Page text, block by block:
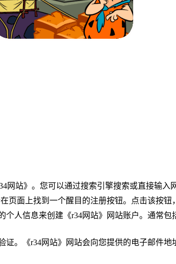
网站》。您可以通过搜索引擎搜索或直接输入
页面上找到一个醒目的注册按钮。点击该按钮
人信息来创建《r34网站》网站账户。通常
。《r34网站》网站会向您提供的电子邮件